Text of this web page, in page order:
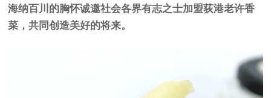
海纳百川的胸怀诚邀社会各界有志之士加盟荻港老许香
菜，共同创造美好的将来。